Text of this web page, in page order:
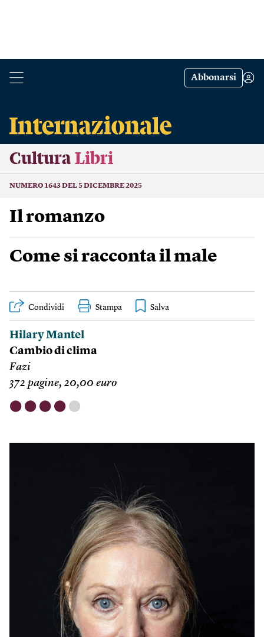
Abbonarsi
Cultura Libri
NUMERO 1643 DEL 5 DICEMBRE 2025
Il romanzo
Come si racconta il male
Condividi Stampa
Hilary Mantel
Cambio di clima
Fazi
372 pagine, 20,00 euro
⬤ ⬤ ⬤ ⬤ ⬤